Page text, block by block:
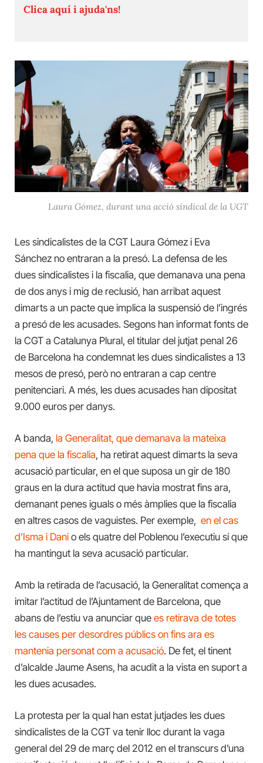
Clica aquí i ajuda'ns!
Laura Gómez, durant una acció sindical de la UGT
Les sindicalistes de la CGT Laura Gómez i Eva
Sánchez no entraran a la presó. La defensa de les
dues sindicalistes i la fiscalia, que demanava una pena
de dos anys i mig de reclusió, han arribat aquest
dimarts a un pacte que implica la suspensió de l’ingrés
a presó de les acusades. Segons han informat fonts de
la CGT a Catalunya Plural, el titular del jutjat penal 26
de Barcelona ha condemnat les dues sindicalistes a 13
mesos de presó, però no entraran a cap centre
penitenciari. A més, les dues acusades han dipositat
9.000 euros per danys.
A banda, la Generalitat, que demanava la mateixa
pena que la fiscalia, ha retirat aquest dimarts la seva
acusació particular, en el que suposa un gir de 180
graus en la dura actitud que havia mostrat fins ara,
demanant penes iguals o més àmplies que la fiscalia
en altres casos de vaguistes. Per exemple, en el cas
d’Isma i Dani o els quatre del Poblenou l’executiu sí que
ha mantingut la seva acusació particular.
Amb la retirada de l’acusació, la Generalitat comença a
imitar l’actitud de l’Ajuntament de Barcelona, que
abans de l’estiu va anunciar que es retirava de totes
les causes per desordres públics on fins ara es
mantenia personat com a acusació. De fet, el tinent
d’alcalde Jaume Asens, ha acudit a la vista en suport a
les dues acusades.
La protesta per la qual han estat jutjades les dues
sindicalistes de la CGT va tenir lloc durant la vaga
general del 29 de març del 2012 en el transcurs d’una